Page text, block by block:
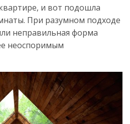
и вот подошла
При разумном подходе
неправильная форма
неоспоримым